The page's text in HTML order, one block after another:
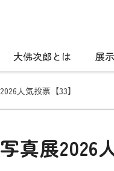
大佛次郎とは 展
人気投票【33】
展2026